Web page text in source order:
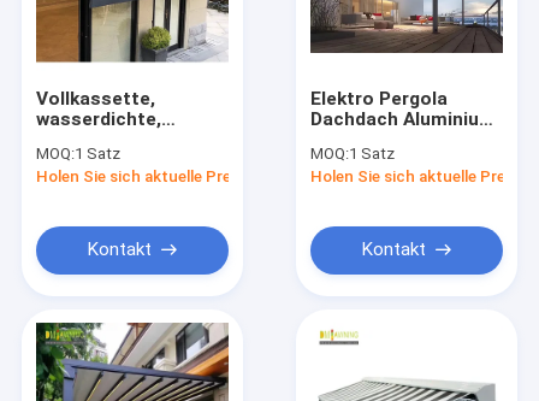
Vollkassette,
wasserdichte,
MOQ:1 Satz
Holen Sie sich aktuelle Preis
Kontakt
Elektro Pergola
Dachdach Aluminium
wasserdicht Garten
Gazeb
MOQ:1 Satz
Holen Sie sich aktuelle Preis
Kontakt